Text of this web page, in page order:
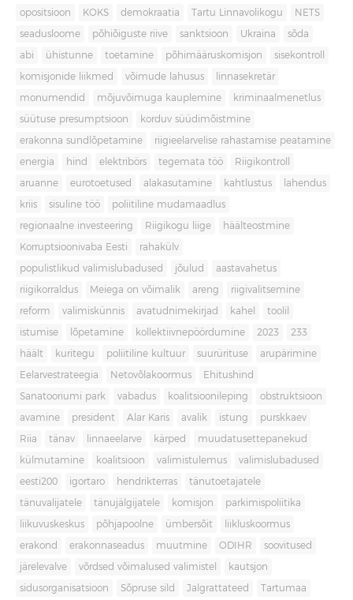
opositsioon KOKS demokraatia Tartu Linnavolikogu NETS
seadusloome põhiõiguste riive sanktsioon Ukraina sõda
abi ühistunne toetamine põhimääruskomisjon sisekontroll
komisjonide liikmed võimude lahusus linnasekretär
monumendid mõjuvõimuga kauplemine kriminaalmenetlus
süütuse presumptsioon korduv süüdimõistmine
erakonna sundlõpetamine riigieelarvelise rahastamise peatamine
energia hind elektribörs tegemata töö Riigikontroll
aruanne eurotoetused alakasutamine kahtlustus lahendus
kriis sisuline töö poliitiline mudamaadlus
regionaalne investeering Riigikogu liige häälteostmine
Korruptsioonivaba Eesti rahakülv
populistlikud valimislubadused jõulud aastavahetus
riigikorraldus Meiega on võimalik areng riigivalitsemine
reform valimiskünnis avatudnimekirjad kahel toolil
istumise lõpetamine kollektiivnepöördumine 2023 233
häält kuritegu poliitiline kultuur suurürituse arupärimine
Eelarvestrateegia Netovõlakoormus Ehitushind
Sanatooriumi park vabadus koalitsioonileping obstruktsioon
avamine president Alar Karis avalik istung purskkaev
Riia tänav linnaeelarve kärped muudatusettepanekud
külmutamine koalitsioon valimistulemus valimislubadused
eesti200 igortaro hendrikterras tänutoetajatele
tänuvalijatele tänujälgijatele komisjon parkimispoliitika
liikuvuskeskus põhjapoolne ümbersõit liikluskoormus
erakond erakonnaseadus muutmine ODIHR soovitused
järelevalve võrdsed võimalused valimistel kautsjon
sidusorganisatsioon Sõpruse sild Jalgrattateed Tartumaa